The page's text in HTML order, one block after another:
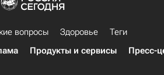
вопросы Здоровье
Теги
Продукты и сервисы Пресс-